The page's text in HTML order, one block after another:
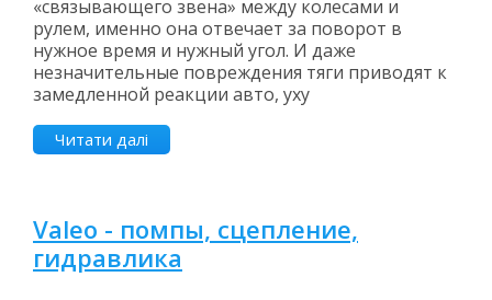
«связывающего звена» между колесами и
рулем, именно она отвечает за поворот в
нужное время и нужный угол. И даже
незначительные повреждения тяги приводят к
замедленной реакции авто, уху
Читати далі
Valeo - помпы, сцепление,
гидравлика